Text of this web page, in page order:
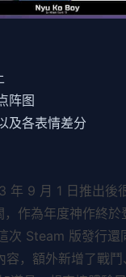
阵图
及各表情差分
年 9 月 1 日推出後
，作為年度神作終
次 Steam 版發行還
容，額外新增了戰